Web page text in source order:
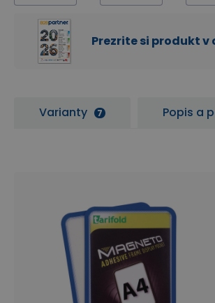
Prezrite si produkt
Varianty 7 Popis a